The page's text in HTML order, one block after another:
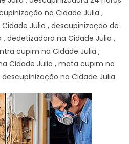
na Cidade Julia ,
Julia , descupinização de
dedetizadora na Cidade Julia ,
cupim na Cidade Julia ,
Cidade Julia , mata cupim na
na Cidade Julia